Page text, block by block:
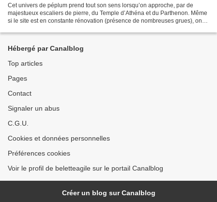
Cet univers de péplum prend tout son sens lorsqu’on approche, par de
majestueux escaliers de pierre, du Temple d’Athéna et du Parthenon. Même
si le site est en constante rénovation (présence de nombreuses grues), on
Hébergé par Canalblog
Top articles
Pages
Contact
Signaler un abus
C.G.U.
Cookies et données personnelles
Préférences cookies
Voir le profil de beletteagile sur le portail Canalblog
Créer un blog sur Canalblog